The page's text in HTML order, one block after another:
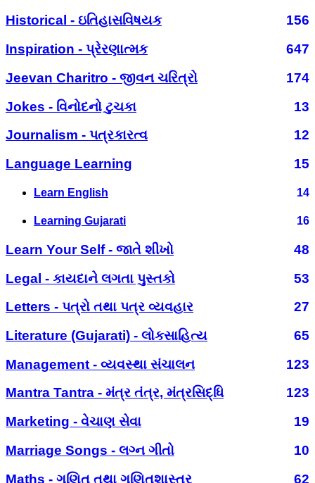
Historical - ઇતિહાસવિષયક
156
Inspiration - પ્રેરણાત્મક
647
Jeevan Charitro - જીવન ચરિત્રો
174
Jokes - વિનોદનો ટુચકા
13
Journalism - પત્રકારત્વ
12
Language Learning
15
Learn English 14
Learning Gujarati 16
Learn Your Self - જાતે શીખો
48
Legal - કાયદાને લગતા પુસ્તકો
53
Letters - પત્રો તથા પત્ર વ્યવહાર
27
Literature (Gujarati) - લોકસાહિત્ય
65
Management - વ્યવસ્થા સંચાલન
123
Mantra Tantra - મંત્ર તંત્ર, મંત્રસિદ્ધિ
123
Marketing - વેચાણ સેવા
19
Marriage Songs - લગ્ન ગીતો
10
Maths - ગણિત તથા ગણિતશાસ્ત્ર
62